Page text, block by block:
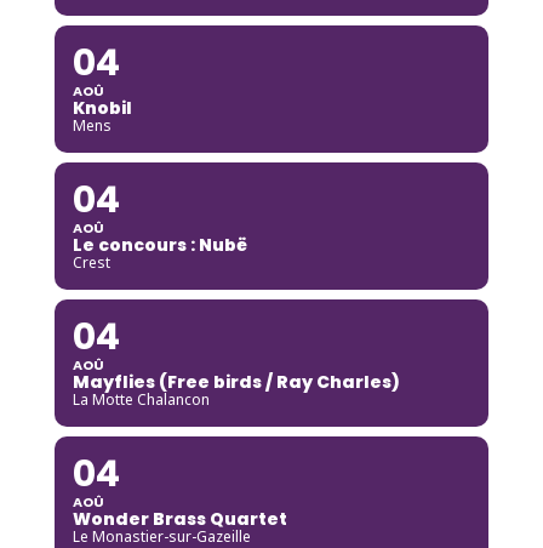
04
AOÛ
Knobil
Mens
04
AOÛ
Le concours : Nubë
Crest
04
AOÛ
Mayflies (Free birds / Ray Charles)
La Motte Chalancon
04
AOÛ
Wonder Brass Quartet
Le Monastier-sur-Gazeille